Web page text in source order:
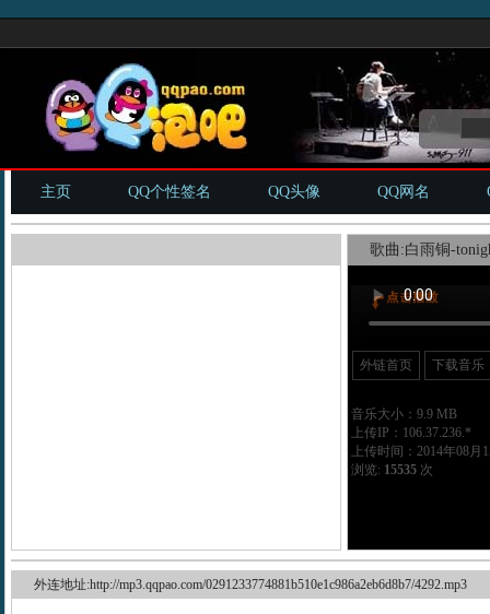
主页 QQ个性签名 QQ头像 QQ网名
歌曲:白雨铜-
外链首页 下载音乐
音乐大小：9.9 MB
上传IP：106.37.236.*
上传时间：2014年08月
浏览: 15535次
外连地址:http://mp3.qqpao.com/0291233774881b510e1c986a2eb6d8b7/4292.mp3